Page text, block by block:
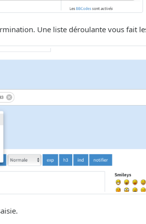
Une liste déroulante vous fait